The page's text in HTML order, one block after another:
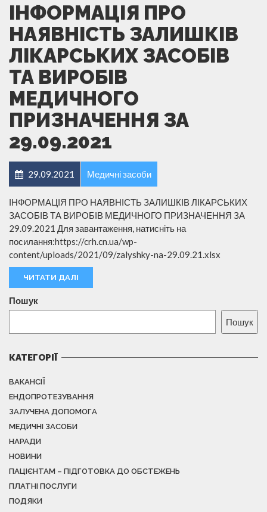
ІНФОРМАЦІЯ ПРО
НАЯВНІСТЬ ЗАЛИШКІВ
ЛІКАРСЬКИХ ЗАСОБІВ
ТА ВИРОБІВ
МЕДИЧНОГО
ПРИЗНАЧЕННЯ ЗА
29.09.2021
29.09.2021 Медичні засоби
ІНФОРМАЦІЯ ПРО НАЯВНІСТЬ ЗАЛИШКІВ ЛІКАРСЬКИХ
ЗАСОБІВ ТА ВИРОБІВ МЕДИЧНОГО ПРИЗНАЧЕННЯ ЗА
29.09.2021 Для завантаження, натисніть на
посилання:https://crh.cn.ua/wp-
content/uploads/2021/09/zalyshky-na-29.09.21.xlsx
ЧИТАТИ ДАЛІ
Пошук
Пошук
КАТЕГОРІЇ
ВАКАНСІЇ
ЕНДОПРОТЕЗУВАННЯ
ЗАЛУЧЕНА ДОПОМОГА
МЕДИЧНІ ЗАСОБИ
НАРАДИ
НОВИНИ
ПАЦІЄНТАМ – ПІДГОТОВКА ДО ОБСТЕЖЕНЬ
ПЛАТНІ ПОСЛУГИ
ПОДЯКИ